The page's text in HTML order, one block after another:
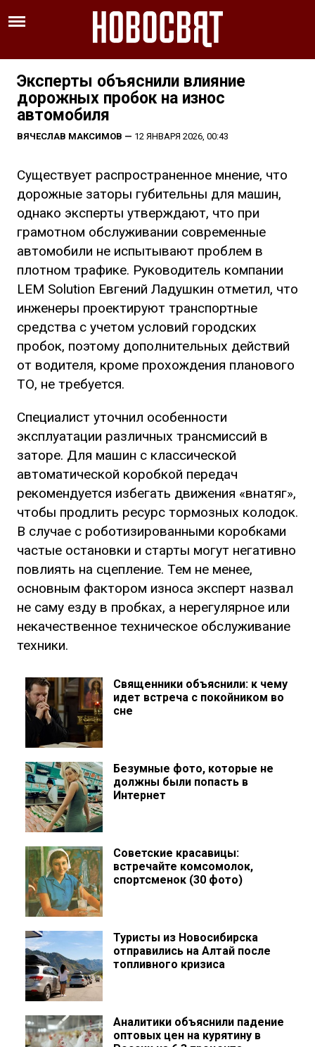
Эксперты объяснили влияние
дорожных пробок на износ
автомобиля
ВЯЧЕСЛАВ МАКСИМОВ — 12 ЯНВАРЯ 2026, 00:43
Существует распространенное мнение, что
дорожные заторы губительны для машин,
однако эксперты утверждают, что при
грамотном обслуживании современные
автомобили не испытывают проблем в
плотном трафике. Руководитель компании
LEM Solution Евгений Ладушкин отметил, что
инженеры проектируют транспортные
средства с учетом условий городских
пробок, поэтому дополнительных действий
от водителя, кроме прохождения планового
ТО, не требуется.
Специалист уточнил особенности
эксплуатации различных трансмиссий в
заторе. Для машин с классической
автоматической коробкой передач
рекомендуется избегать движения «внатяг»,
чтобы продлить ресурс тормозных колодок.
В случае с роботизированными коробками
частые остановки и старты могут негативно
повлиять на сцепление. Тем не менее,
основным фактором износа эксперт назвал
не саму езду в пробках, а нерегулярное или
некачественное техническое обслуживание
техники.
Священники объяснили: к чему
идет встреча с покойником во
сне
Безумные фото, которые не
должны были попасть в
Интернет
Советские красавицы:
встречайте комсомолок,
спортсменок (30 фото)
Туристы из Новосибирска
отправились на Алтай после
топливного кризиса
Аналитики объяснили падение
оптовых цен на курятину в